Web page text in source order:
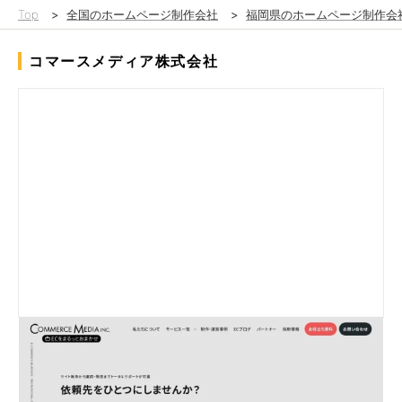
Top > 全国のホームページ制作会社 > 福岡県のホームページ制作会
コマースメディア株式会社
Shopifyアプリ上でテイクアウトの設定を可能にし、Shopifyから
テイクアウトの注文があった際、デリバリー管理サービスに連携
し、Shopifyの管理画面を使わず、店舗のタブレットのみでテイ